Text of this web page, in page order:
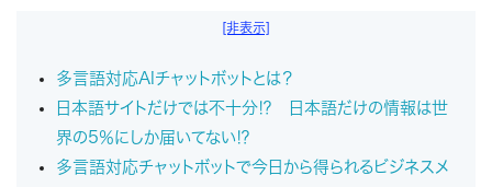
[非表示]
多言語対応AIチャットボットとは？
日本語サイトだけでは不十分⁉ 日本語だけの情報は世
界の5％にしか届いてない⁉
多言語対応チャットボットで今日から得られるビジネスメ